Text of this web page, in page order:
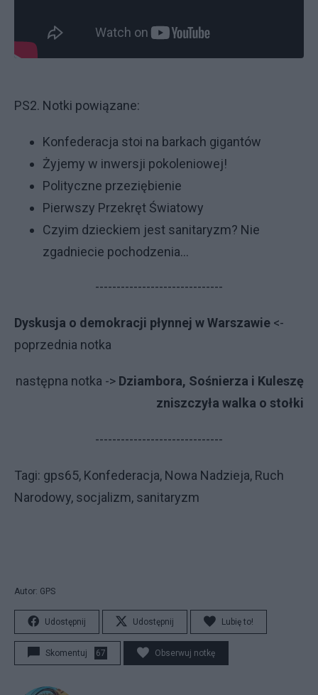
PS2. Notki powiązane:
Konfederacja stoi na barkach gigantów
Żyjemy w inwersji pokoleniowej!
Polityczne przeziębienie
Pierwszy Przekręt Światowy
Czyim dzieckiem jest sanitaryzm? Nie
zgadniecie pochodzenia...
------------------------------
Dyskusja o demokracji płynnej w Warszawie <-
po­przed­nia not­ka
na­stęp­na not­ka -> Dziambora, Sośnierza i Kuleszę
zniszczyła walka o stołki
------------------------------
Ta­gi: gps65, Konfederacja, Nowa Nadzieja, Ruch
Narodowy, socjalizm, sanitaryzm
Autor: GPS
Udostępnij Udostępnij Lubię to!
Skomentuj 67 Obserwuj notkę